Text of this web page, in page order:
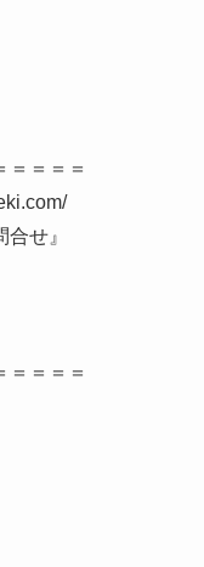
＝＝＝＝
せ』
＝＝＝＝